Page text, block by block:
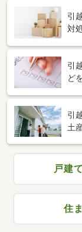
引
対
引
ど
引
土
戸建
住